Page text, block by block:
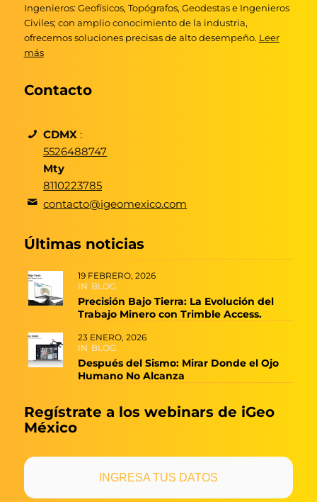
Ingenieros: Geofísicos, Topógrafos, Geodestas e Ingenieros
Civiles; con amplio conocimiento de la industria,
ofrecemos soluciones precisas de alto desempeño. Leer
más
Contacto
CDMX :
5526488747
Mty
8110223785
contacto@igeomexico.com
Últimas noticias
19 FEBRERO, 2026
IN BLOG
Precisión Bajo Tierra: La Evolución del
Trabajo Minero con Trimble Access.
23 ENERO, 2026
IN BLOG
Después del Sismo: Mirar Donde el Ojo
Humano No Alcanza
Regístrate a los webinars de iGeo
México
INGRESA TUS DATOS